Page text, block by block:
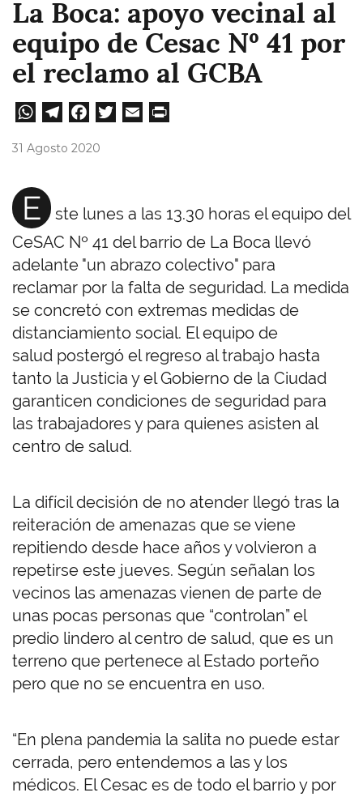
La Boca: apoyo vecinal al
equipo de Cesac Nº 41 por
el reclamo al GCBA
W
A
pp
Te
m
Fa
31 Agosto 2020
E
ste lunes a las 13.30 horas el equipo del
CeSAC Nº 41 del barrio de La Boca llevó
adelante "un abrazo colectivo" para
reclamar por la falta de seguridad. La medida
se concretó con extremas medidas de
distanciamiento social. El equipo de
salud postergó el regreso al trabajo hasta
tanto la Justicia y el Gobierno de la Ciudad
garanticen condiciones de seguridad para
las trabajadores y para quienes asisten al
centro de salud.
La difícil decisión de no atender llegó tras la
reiteración de amenazas que se viene
repitiendo desde hace años y volvieron a
repetirse este jueves. Según señalan los
vecinos las amenazas vienen de parte de
unas pocas personas que “controlan” el
predio lindero al centro de salud, que es un
terreno que pertenece al Estado porteño
pero que no se encuentra en uso.
“En plena pandemia la salita no puede estar
cerrada, pero entendemos a las y los
médicos. El Cesac es de todo el barrio y por